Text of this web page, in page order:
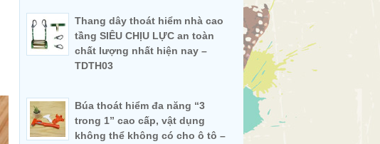
Thang dây thoát hiểm nhà cao
tầng SIÊU CHỊU LỰC an toàn
chất lượng nhất hiện nay –
TDTH03
Búa thoát hiểm đa năng “3
trong 1” cao cấp, vật dụng
không thể không có cho ô tô –